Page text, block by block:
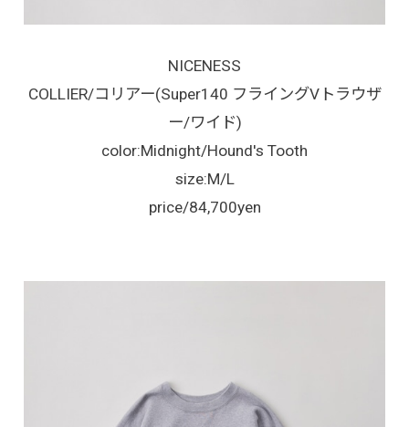
NICENESS
COLLIER/コリアー(Super140 フライングVトラウザ
ー/ワイド)
color:Midnight/Hound's Tooth
size:M/L
price/84,700yen